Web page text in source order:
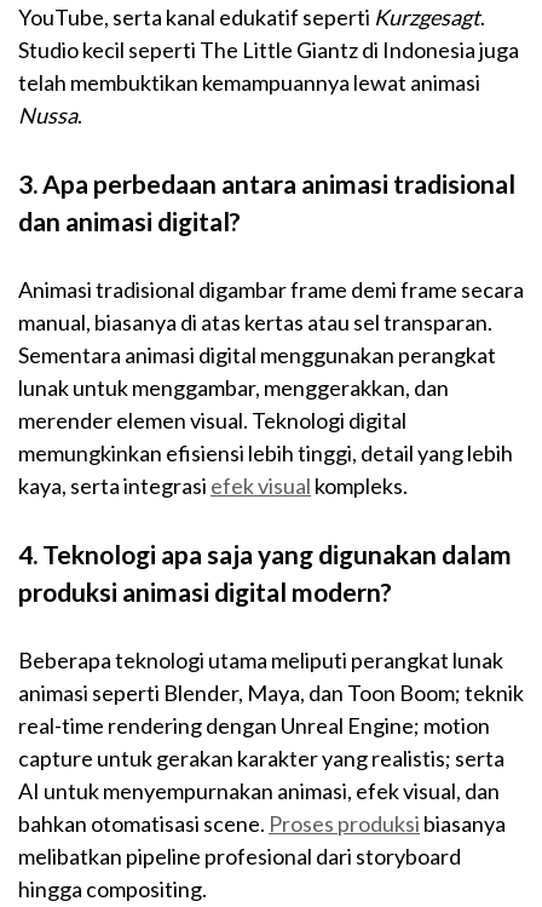
YouTube, serta kanal edukatif seperti Kurzgesagt.
Studio kecil seperti The Little Giantz di Indonesia juga
telah membuktikan kemampuannya lewat animasi
Nussa.
3. Apa perbedaan antara animasi tradisional
dan animasi digital?
Animasi tradisional digambar frame demi frame secara
manual, biasanya di atas kertas atau sel transparan.
Sementara animasi digital menggunakan perangkat
lunak untuk menggambar, menggerakkan, dan
merender elemen visual. Teknologi digital
memungkinkan efisiensi lebih tinggi, detail yang lebih
kaya, serta integrasi efek visual kompleks.
4. Teknologi apa saja yang digunakan dalam
produksi animasi digital modern?
Beberapa teknologi utama meliputi perangkat lunak
animasi seperti Blender, Maya, dan Toon Boom; teknik
real-time rendering dengan Unreal Engine; motion
capture untuk gerakan karakter yang realistis; serta
AI untuk menyempurnakan animasi, efek visual, dan
bahkan otomatisasi scene. Proses produksi biasanya
melibatkan pipeline profesional dari storyboard
hingga compositing.